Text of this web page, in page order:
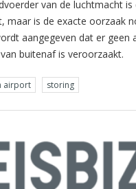
van de luchtmacht
maar is de exacte oorzaak
aangegeven dat er geen
buitenaf is veroorzaakt.
airport storing